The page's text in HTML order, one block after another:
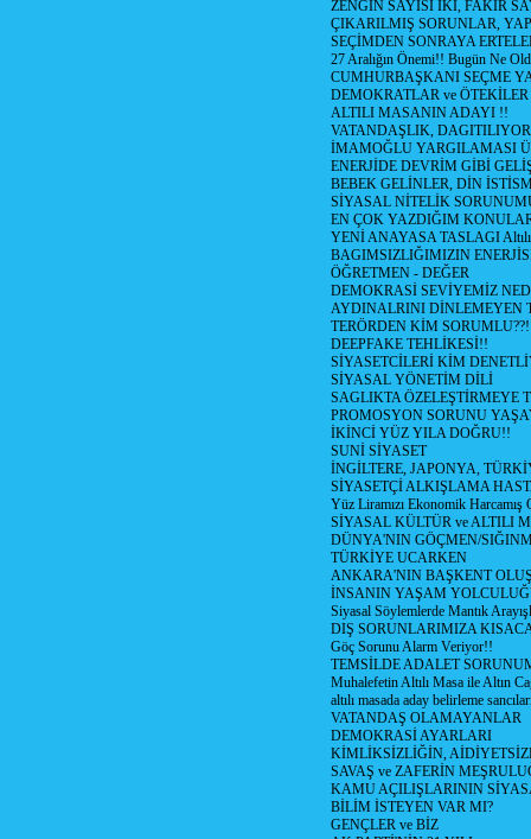
ZENGİN SAYISI İKİ, FAKİR
ÇIKARILMIŞ SORUNLAR,
SEÇİMDEN SONRAYA
27 Aralığın Önemi!! Bugün Ne
CUMHURBAŞKANI SEÇME
DEMOKRATLAR ve ÖTEKİLER
ALTILI MASANIN ADAYI !!
VATANDAŞLIK,
İMAMOĞLU YARGILAMASI
ENERJİDE DEVRİM GİBİ
BEBEK GELİNLER, DİN
SİYASAL NİTELİK
EN ÇOK YAZDIĞIM
YENİ ANAYASA TASLAGI Altılı
BAGIMSIZLIĞIMIZIN
ÖĞRETMEN - DEĞER
DEMOKRASİ SEVİYEMİZ
AYDINALRINI DİNLEMEYEN
TERÖRDEN KİM
DEEPFAKE TEHLİKESİ!!
SİYASETCİLERİ KİM
SİYASAL YÖNETİM DİLİ
SAGLIKTA ÖZELEŞTİRMEYE
PROMOSYON SORUNU
İKİNCİ YÜZ YILA DOĞRU!!
SUNİ SİYASET
İNGİLTERE, JAPONYA,
SİYASETÇİ ALKIŞLAMA
Yüz Liramızı Ekonomik Harcamış
SİYASAL KÜLTÜR ve ALTILI
DÜNYA'NIN GÖÇMEN/
TÜRKİYE UCARKEN
ANKARA'NIN BAŞKENT
İNSANIN YAŞAM
Siyasal Söylemlerde Mantık
DIŞ SORUNLARIMIZA
Göç Sorunu Alarm Veriyor!!
TEMSİLDE ADALET
Muhalefetin Altılı Masa ile Altın
altılı masada aday belirleme
VATANDAŞ OLAMAYANLAR
DEMOKRASİ AYARLARI
KİMLİKSİZLİĞİN,
SAVAŞ ve ZAFERİN
KAMU AÇILIŞLARININ
BİLİM İSTEYEN VAR MI?
GENÇLER ve BİZ